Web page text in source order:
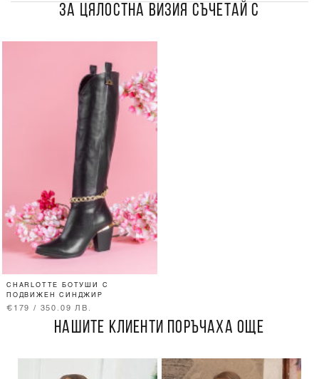
ЗА ЦЯЛОСТНА ВИЗИЯ СЪЧЕТАЙ С
CHARLOTTE БОТУШИ С
ПОДВИЖЕН СИНДЖИР
€179 / 350.09 ЛВ.
НАШИТЕ КЛИЕНТИ ПОРЪЧАХА ОЩЕ